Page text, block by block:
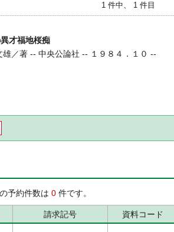
1 件中、 1 件目
才福地桜痴
雄／著 -- 中央公論社 -- １９８４．１０ --
予約件数は 0 件です。
請求記号 資料コード